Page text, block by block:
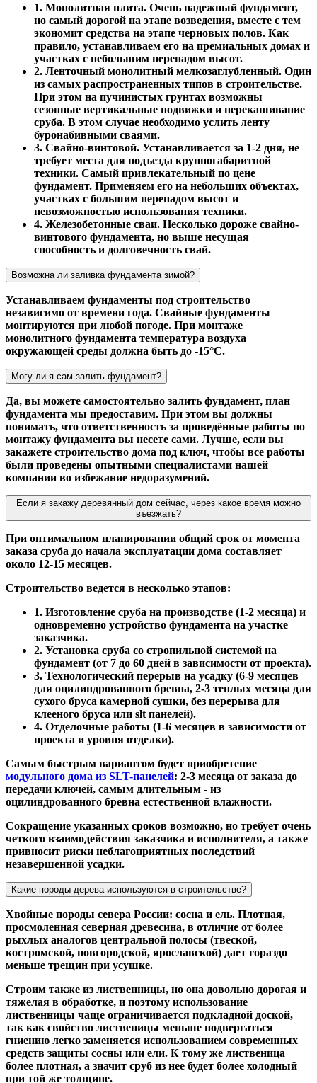
1. Монолитная плита. Очень надежный фундамент,
но самый дорогой на этапе возведения, вместе с тем
экономит средства на этапе черновых полов. Как
правило, устанавливаем его на премиальных домах и
участках с небольшим перепадом высот.
2. Ленточный монолитный мелкозаглубленный. Один
из самых распространенных типов в строительстве.
При этом на пучинистых грунтах возможны
сезонные вертикальные подвижки и перекашивание
сруба. В этом случае необходимо услить ленту
буронабивными сваями.
3. Свайно-винтовой. Устанавливается за 1-2 дня, не
требует места для подъезда крупногабаритной
техники. Самый привлекательный по цене
фундамент. Применяем его на небольших объектах,
участках с большим перепадом высот и
невозможностью использования техники.
4. Железобетонные сваи. Несколько дороже свайно-
винтового фундамента, но выше несущая
способность и долговечность свай.
Возможна ли заливка фундамента зимой?
Устанавливаем фундаменты под строительство
независимо от времени года. Свайные фундаменты
монтируются при любой погоде. При монтаже
монолитного фундамента температура воздуха
окружающей среды должна быть до -15°С.
Могу ли я сам залить фундамент?
Да, вы можете самостоятельно залить фундамент, план
фундамента мы предоставим. При этом вы должны
понимать, что ответственность за проведённые работы по
монтажу фундамента вы несете сами. Лучше, если вы
закажете строительство дома под ключ, чтобы все работы
были проведены опытными специалистами нашей
компании во избежание недоразумений.
Если я закажу деревянный дом сейчас, через какое время можно
въезжать?
При оптимальном планировании общий срок от момента
заказа сруба до начала эксплуатации дома составляет
около 12-15 месяцев.
Строительство ведется в несколько этапов:
1. Изготовление сруба на производстве (1-2 месяца) и
одновременно устройство фундамента на участке
заказчика.
2. Установка сруба со стропильной системой на
фундамент (от 7 до 60 дней в зависимости от проекта).
3. Технологический перерыв на усадку (6-9 месяцев
для оцилиндрованного бревна, 2-3 теплых месяца для
сухого бруса камерной сушки, без перерыва для
клееного бруса или slt панелей).
4. Отделочные работы (1-6 месяцев в зависимости от
проекта и уровня отделки).
Самым быстрым вариантом будет приобретение
модульного дома из SLT-панелей: 2-3 месяца от заказа до
передачи ключей, самым длительным - из
оцилиндрованного бревна естественной влажности.
Сокращение указанных сроков возможно, но требует очень
четкого взаимодействия заказчика и исполнителя, а также
привносит риски неблагоприятных последствий
незавершенной усадки.
Какие породы дерева используются в строительстве?
Хвойные породы севера России: сосна и ель. Плотная,
просмоленная северная древесина, в отличие от более
рыхлых аналогов центральной полосы (твеской,
костромской, новгородской, ярославской) дает гораздо
меньше трещин при усушке.
Строим также из лиственницы, но она довольно дорогая и
тяжелая в обработке, и поэтому использование
лиственницы чаще ограничивается подкладной доской,
так как свойство лиственицы меньше подвергаться
гниению легко заменяется использованием современных
средств защиты сосны или ели. К тому же лиственица
более плотная, а значит сруб из нее будет более холодный
при той же толщине.